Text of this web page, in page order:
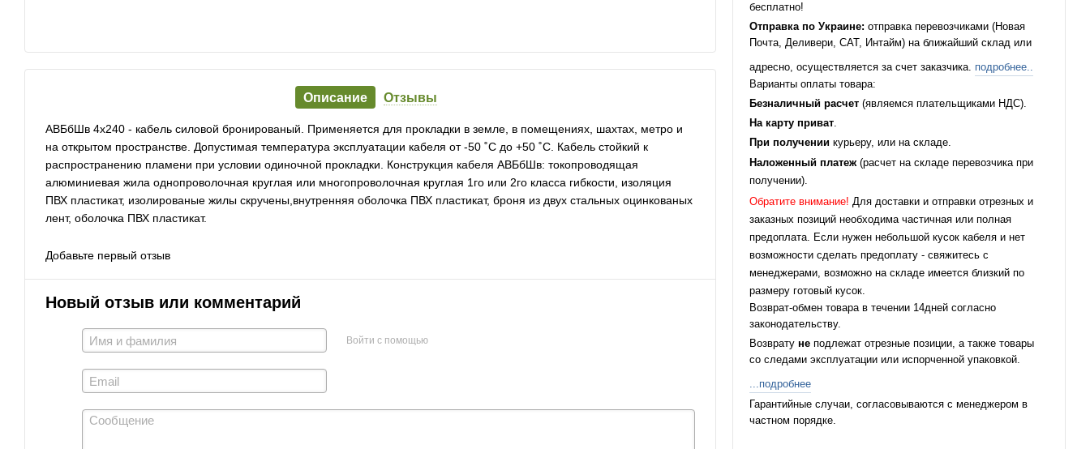
Описание Отзывы
АВБбШв 4х240 - кабель силовой бронированый. Применяется для прокладки в земле, в помещениях, шахтах, метро и
на открытом пространстве. Допустимая температура эксплуатации кабеля от -50 ˚С до +50 ˚С. Кабель стойкий к
распространению пламени при условии одиночной прокладки. Конструкция кабеля АВБбШв: токопроводящая
алюминиевая жила однопроволочная круглая или многопроволочная круглая 1го или 2го класса гибкости, изоляция
ПВХ пластикат, изолированые жилы скручены,внутренняя оболочка ПВХ пластикат, броня из двух стальных оцинкованых
лент, оболочка ПВХ пластикат.
Добавьте первый отзыв
Новый отзыв или комментарий
Войти с помощью
бесплатно!
Отправка по Украине: отправка перевозчиками (Новая
Почта, Деливери, САТ, Интайм) на ближайший склад или
адресно, осуществляется за счет заказчика. подробнее..
Варианты оплаты товара:
Безналичный расчет (являемся плательщиками НДС).
На карту приват.
При получении курьеру, или на складе.
Наложенный платеж(расчет на складе перевозчика при
получении).
Обратите внимание! Для доставки и отправки отрезных и
заказных позиций необходима частичная или полная
предоплата. Если нужен небольшой кусок кабеля и нет
возможности сделать предоплату - свяжитесь с
менеджерами, возможно на складе имеется близкий по
размеру готовый кусок.
Возврат-обмен товара в течении 14дней согласно
законодательству.
Возвратуне подлежат отрезные позиции, а также товары
со следами эксплуатации или испорченной упаковкой.
...подробнее
Гарантийные случаи, согласовываются с менеджером в
частном порядке.